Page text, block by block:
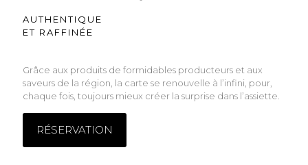
AUTHENTIQUE
ET RAFFINÉE
Grâce aux produits de formidables producteurs et aux
saveurs de la région, la carte se renouvelle à l’infini, pour,
chaque fois, toujours mieux créer la surprise dans l’assiette.
RÉSERVATION